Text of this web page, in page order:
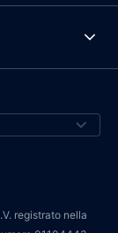
registrato nella